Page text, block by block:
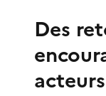
Des
acteurs